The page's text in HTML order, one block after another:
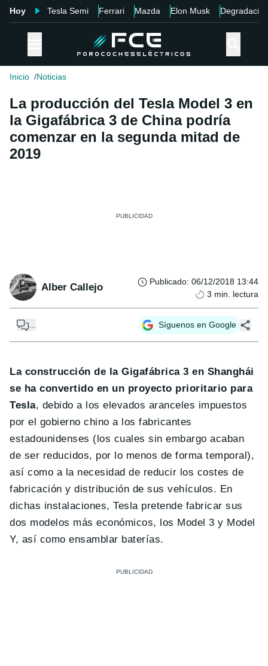
Hoy Tesla Semi Ferrari Mazda Elon Musk Degradación
Inicio Noticias
La producción del Tesla Model 3 en
la Gigafábrica 3 de China podría
comenzar en la segunda mitad de
2019
Alber Callejo Publicado: 06/12/2018 13:44
3 min. lectura
... Síguenos en Google
La construcción de la Gigafábrica 3 en Shanghái
se ha convertido en un proyecto prioritario para
Tesla, debido a los elevados aranceles impuestos
por el gobierno chino a los fabricantes
estadounidenses (los cuales sin embargo acaban
de ser reducidos, por lo menos de forma temporal),
así como a la necesidad de reducir los costes de
fabricación y distribución de sus vehículos. En
dichas instalaciones, Tesla pretende fabricar sus
dos modelos más económicos, los Model 3 y Model
Y, así como ensamblar baterías.